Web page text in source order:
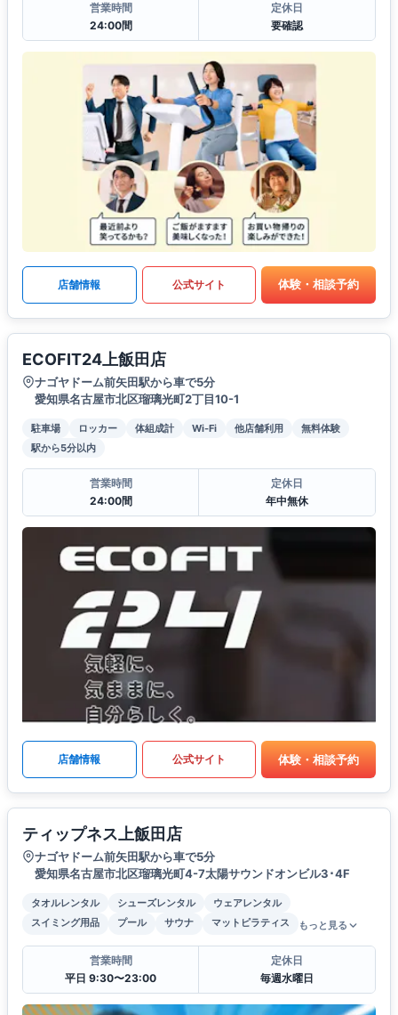
営業時間
24:00間
定休日
要確認
店舗情報 公式サイト 体験・相談予約
ECOFIT24上飯田店
ナゴヤドーム前矢田駅から車で5分
愛知県名古屋市北区瑠璃光町2丁目10-1
駐車場 ロッカー 体組成計 Wi-Fi 他店舗利用
無料体験
駅から5分以内
営業時間
24:00間
定休日
年中無休
店舗情報 公式サイト 体験・相談予約
ティップネス上飯田店
ナゴヤドーム前矢田駅から車で5分
愛知県名古屋市北区瑠璃光町4-7太陽サウンドオンビル3･4F
タオルレンタル シューズレンタル
ウェアレンタル
スイミング用品
プール サウナ マットピラティス もっと見る
営業時間
平日 9:30〜23:00
定休日
毎週水曜日